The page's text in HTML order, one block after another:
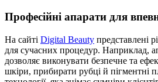
Професійні апарати для
На сайті Digital Beauty представлені
для сучасних процедур. Наприклад,
дозволяє виконувати безпечне та
шкіри, прибирати рубці й пігментні